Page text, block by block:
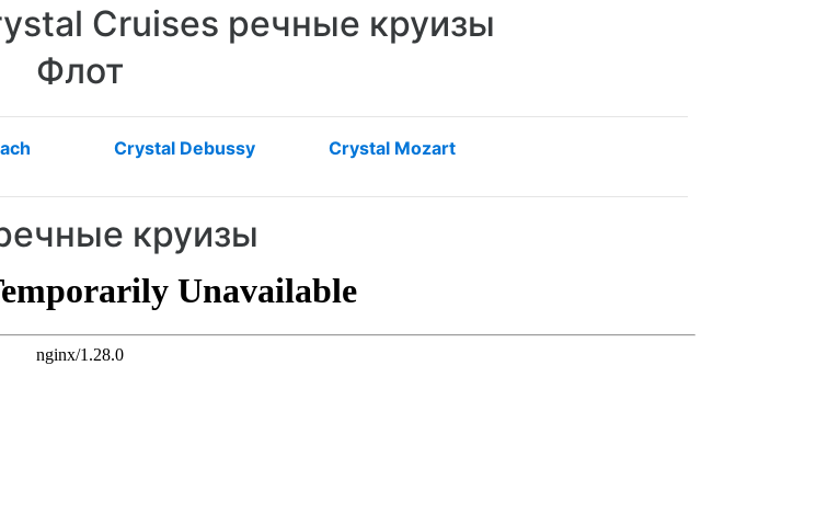
Cruises речные круизы
Флот
Crystal Debussy Crystal Mozart
круизы